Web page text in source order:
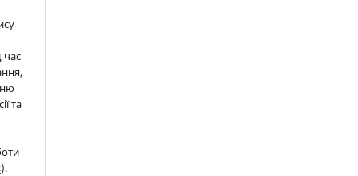
час
та
).